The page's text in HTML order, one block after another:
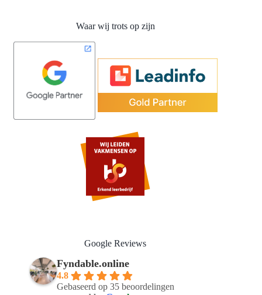
Waar wij trots op zijn
Google Reviews
Fyndable.online
4.8
Gebaseerd op 35 beoordelingen